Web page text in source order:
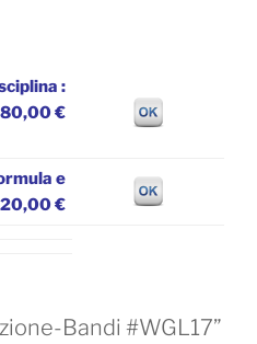
:
80,00 €
e
€
Bandi #WGL17”